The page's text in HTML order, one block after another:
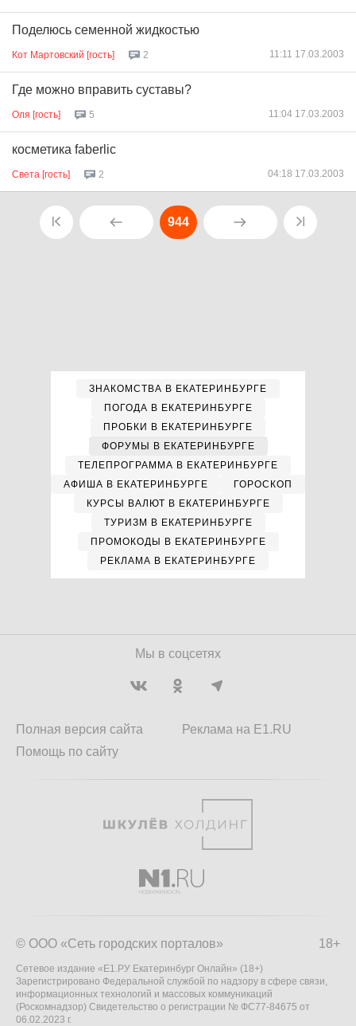
Поделюсь семенной жидкостью
Кот Мартовский [гость] 2 11:11 17.03.2003
Где можно вправить суставы?
Оля [гость] 5 11:04 17.03.2003
косметика faberlic
Света [гость] 2 04:18 17.03.2003
944
ЗНАКОМСТВА В ЕКАТЕРИНБУРГЕ
ПОГОДА В ЕКАТЕРИНБУРГЕ
ПРОБКИ В ЕКАТЕРИНБУРГЕ
ФОРУМЫ В ЕКАТЕРИНБУРГЕ
ТЕЛЕПРОГРАММА В ЕКАТЕРИНБУРГЕ
АФИША В ЕКАТЕРИНБУРГЕ
ГОРОСКОП
КУРСЫ ВАЛЮТ В ЕКАТЕРИНБУРГЕ
ТУРИЗМ В ЕКАТЕРИНБУРГЕ
ПРОМОКОДЫ В ЕКАТЕРИНБУРГЕ
РЕКЛАМА В ЕКАТЕРИНБУРГЕ
Мы в соцсетях
Полная версия сайта
Помощь по сайту
Реклама на E1.RU
18+
© ООО «Сеть городских порталов»
Сетевое издание «Е1.РУ Екатеринбург Онлайн» (18+)
Зарегистрировано Федеральной службой по надзору в сфере связи,
информационных технологий и массовых коммуникаций
(Роскомнадзор) Свидетельство о регистрации № ФС77-84675 от
06.02.2023 г.